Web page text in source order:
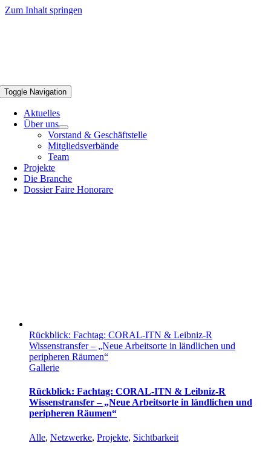
Zum Inhalt springen
Toggle Navigation
Aktuelles
Über uns
Vorstand & Geschäftstelle
Mitgliedsverbände
Team
Projekte
Die Branche
Dossier Faire Honorare
Rückblick: Fachtag: CORAL-ITN & Leibniz-R
Wissenstransfer – „Neue Arbeitsorte in ländlichen und
peripheren Räumen“
Gallerie
Rückblick: Fachtag: CORAL-ITN & Leibniz-R
Wissenstransfer – „Neue Arbeitsorte in ländlichen und
peripheren Räumen“
Alle, Netzwerke, Projekte, Sichtbarkeit